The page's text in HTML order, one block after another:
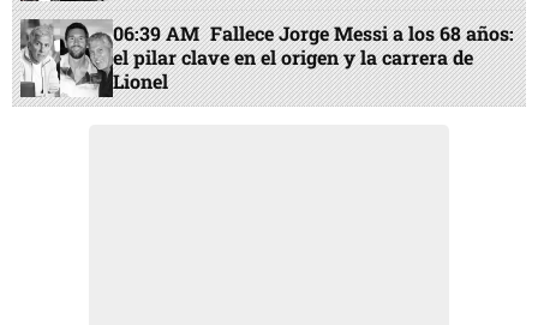
06:39 AM Fallece Jorge Messi a los 68 años:
el pilar clave en el origen y la carrera de
Lionel